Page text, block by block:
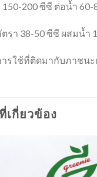
150-200 ซีซี ต่อน้ำ
รา 38-50 ซีซี ผสมน้ำ
รใช้ที่ติดมากับภาชน
เกี่ยวข้อง